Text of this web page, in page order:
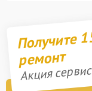
Получите
ремонт
Акция